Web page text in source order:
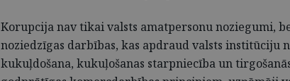
Korupcija nav tikai valsts amatpersonu noziegumi,
noziedzīgas darbības, kas apdraud valsts institūciju
kukuļdošana, kukuļošanas starpniecība un